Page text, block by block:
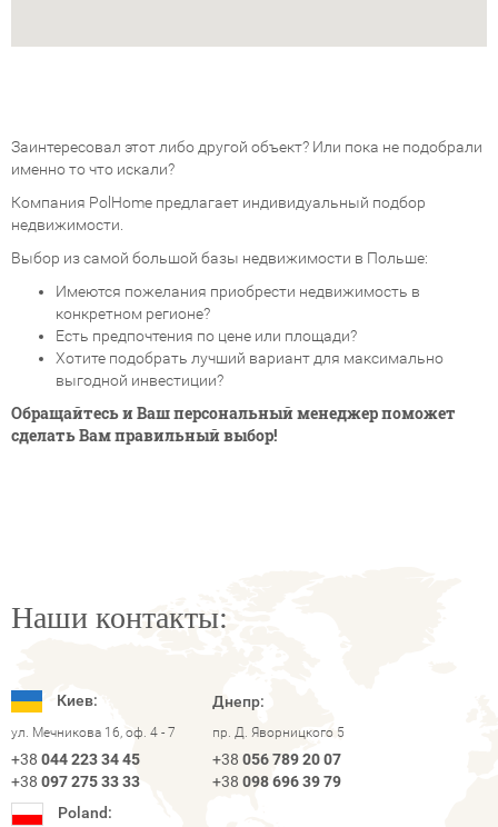
Заинтересовал этот либо другой объект? Или пока не подобрали
именно то что искали?
Компания PolHome предлагает индивидуальный подбор
недвижимости.
Выбор из самой большой базы недвижимости в Польше:
Имеются пожелания приобрести недвижимость в
конкретном регионе?
Есть предпочтения по цене или площади?
Хотите подобрать лучший вариант для максимально
выгодной инвестиции?
Обращайтесь и Ваш персональный менеджер поможет
сделать Вам правильный выбор!
Наши контакты:
Киев:
ул. Мечникова 16, оф. 4 - 7
+38 044 223 34 45
+38 097 275 33 33
Днепр:
пр. Д. Яворницкого 5
+38 056 789 20 07
+38 098 696 39 79
Poland: